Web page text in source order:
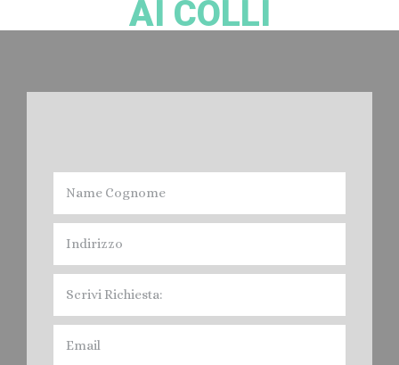
AI COLLI
quindi Noleggio a Breve, Medio e Lungo Termine. I Bagni Mobili di
Cacciatori Spurghi, sono conformi alle Normative legislative, e cioè:
Prezzi: Noleggio Bagni Chimici
Colognola ai Colli